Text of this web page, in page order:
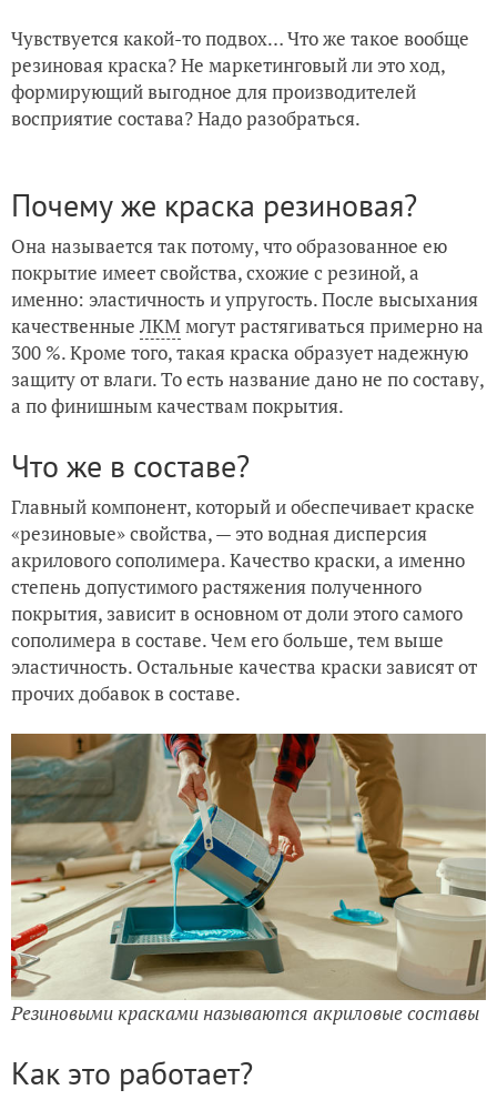
Чувствуется какой-то подвох… Что же такое вообще
резиновая краска? Не маркетинговый ли это ход,
формирующий выгодное для производителей
восприятие состава? Надо разобраться.
Почему же краска резиновая?
Она называется так потому, что образованное ею
покрытие имеет свойства, схожие с резиной, а
именно: эластичность и упругость. После высыхания
качественные ЛКМмогут растягиваться примерно на
300 %. Кроме того, такая краска образует надежную
защиту от влаги. То есть название дано не по составу,
а по финишным качествам покрытия.
Что же в составе?
Главный компонент, который и обеспечивает краске
«резиновые» свойства, — это водная дисперсия
акрилового сополимера. Качество краски, а именно
степень допустимого растяжения полученного
покрытия, зависит в основном от доли этого самого
сополимера в составе. Чем его больше, тем выше
эластичность. Остальные качества краски зависят от
прочих добавок в составе.
Резиновыми красками называются акриловые составы
Как это работает?